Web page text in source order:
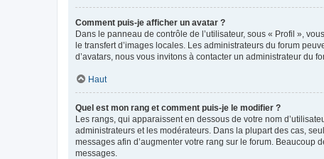
Comment puis-je afficher un avatar ?
Dans le panneau de contrôle de l’utilisateur, sous « Profil »,
le transfert d’images locales. Les administrateurs du forum
d’avatars, nous vous invitons à contacter un administrateur du
Haut
Quel est mon rang et comment puis-je le modifier ?
Les rangs, qui apparaissent en dessous de votre nom
administrateurs et les modérateurs. Dans la plupart des cas,
messages afin d’augmenter votre rang sur le forum.
messages.